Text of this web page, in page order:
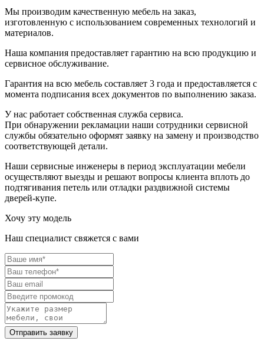
Мы производим качественную мебель на заказ,
изготовленную с использованием современных технологий и
материалов.
Наша компания предоставляет гарантию на всю продукцию и
сервисное обслуживание.
Гарантия на всю мебель составляет 3 года и предоставляется с
момента подписания всех документов по выполнению заказа.
У нас работает собственная служба сервиса.
При обнаружении рекламации наши сотрудники сервисной
службы обязательно оформят заявку на замену и производство
соответствующей детали.
Наши сервисные инженеры в период эксплуатации мебели
осуществляют выезды и решают вопросы клиента вплоть до
подтягивания петель или отладки раздвижной системы
дверей-купе.
Хочу эту модель
Наш специалист свяжется с вами